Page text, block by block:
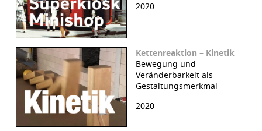
2020
Kettenreaktion – Kinetik
Bewegung und
Veränderbarkeit als
Gestaltungsmerkmal
2020